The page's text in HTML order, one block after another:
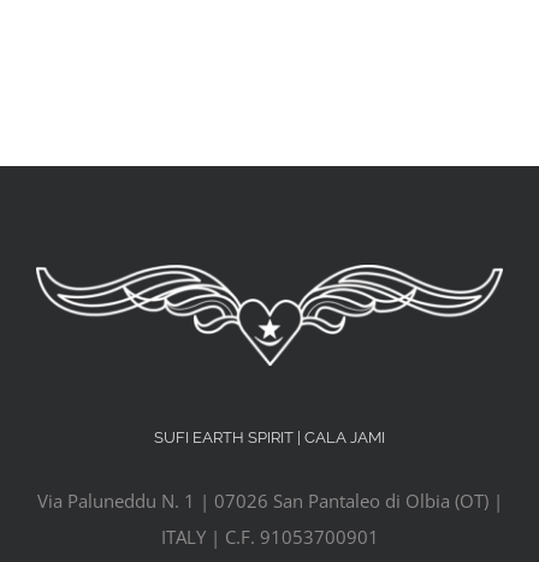
SUFI EARTH SPIRIT | CALA JAMI
Via Paluneddu N. 1 | 07026 San Pantaleo di Olbia (OT) |
ITALY | C.F. 91053700901